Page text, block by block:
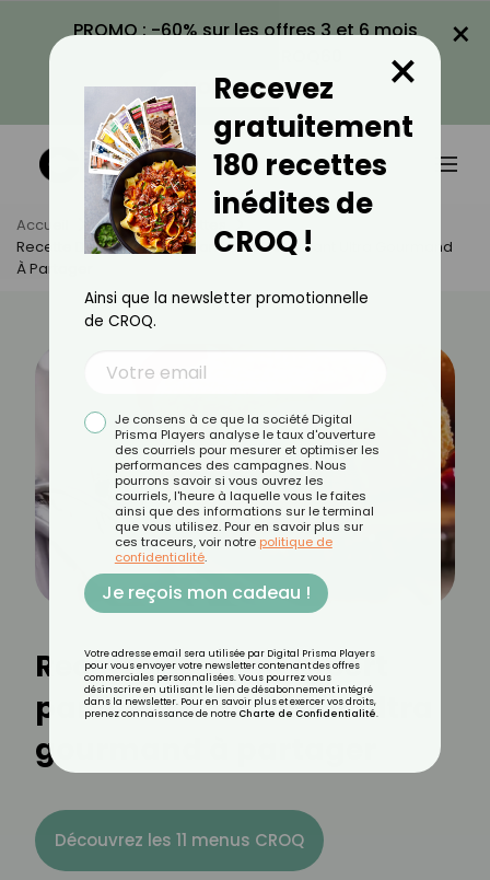
PROMO : -60% sur les offres 3 et 6 mois
VOIR LA PROMO
×
Accueil Actus
Recettes
Recette De Camembert Pané : Le Croustillant Ultra Gourmand
À Partager
Recette de camembert
pané : le croustillant ultra
gourmand à partager
Découvrez les 11 menus CROQ
Recevez
gratuitement
180 recettes
inédites de
CROQ !
×
Ainsi que la newsletter promotionnelle
de CROQ.
Je consens à ce que la société Digital
Prisma Players analyse le taux d'ouverture
des courriels pour mesurer et optimiser les
performances des campagnes. Nous
pourrons savoir si vous ouvrez les
courriels, l'heure à laquelle vous le faites
ainsi que des informations sur le terminal
que vous utilisez. Pour en savoir plus sur
ces traceurs, voir notre politique de
confidentialité.
Je reçois mon cadeau !
Votre adresse email sera utilisée par Digital Prisma Players
pour vous envoyer votre newsletter contenant des offres
commerciales personnalisées. Vous pourrez vous
désinscrire en utilisant le lien de désabonnement intégré
dans la newsletter. Pour en savoir plus et exercer vos droits,
prenez connaissance de notre Charte de Confidentialité.